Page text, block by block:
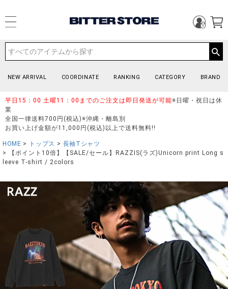
NEW ARRIVAL COORDINATE RANKING CATEGORY BRAND
平日15：00 土曜11：00までのご注文は即日発送が可能※日曜・祝日は休
業
全国一律送料700円(税込)※沖縄・離島別
お買い上げ金額が11,000円(税込)以上で送料無料!!
HOME トップス
長袖Tシャツ
【ポイント10倍】【SALE/セール】RAZZIS(ラズ)Unicorn print Long s
leeve T-shirt / 2colors